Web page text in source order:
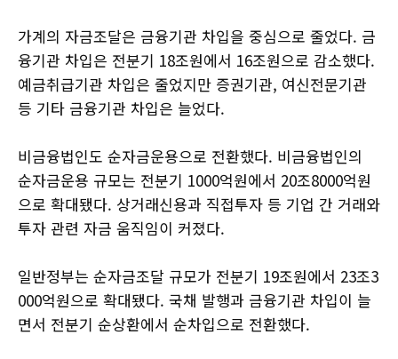
가계의 자금조달은 금융기관 차입을 중심으로 줄었다. 금
융기관 차입은 전분기 18조원에서 16조원으로 감소했다.
예금취급기관 차입은 줄었지만 증권기관, 여신전문기관
등 기타 금융기관 차입은 늘었다.
비금융법인도 순자금운용으로 전환했다. 비금융법인의
순자금운용 규모는 전분기 1000억원에서 20조8000억원
으로 확대됐다. 상거래신용과 직접투자 등 기업 간 거래와
투자 관련 자금 움직임이 커졌다.
일반정부는 순자금조달 규모가 전분기 19조원에서 23조3
000억원으로 확대됐다. 국채 발행과 금융기관 차입이 늘
면서 전분기 순상환에서 순차입으로 전환했다.